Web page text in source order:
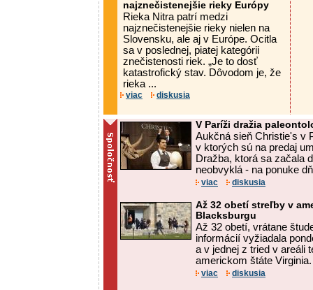
najznečistenejšie rieky Európy
Rieka Nitra patrí medzi
najznečistenejšie rieky nielen na
Slovensku, ale aj v Európe. Ocitla
sa v poslednej, piatej kategórii
znečistenosti riek. „Je to dosť
katastrofický stav. Dôvodom je, že
rieka ...
viac diskusia
V Paríži dražia
Aukčná sieň Christie's v
v ktorých sú na predaj
Dražba, ktorá sa začala
neobvyklá - na ponuke
viac diskusia
Až 32 obetí streľby v
Blacksburgu
Až 32 obetí, vrátane
informácií vyžiadala
a v jednej z tried v areáli
americkom štáte
viac diskusia